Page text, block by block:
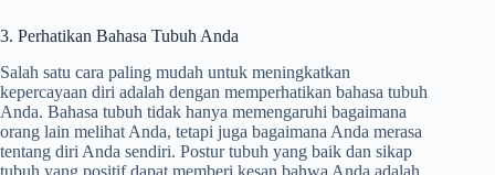
3. Perhatikan Bahasa Tubuh Anda
Salah satu cara paling mudah untuk meningkatkan
kepercayaan diri adalah dengan memperhatikan bahasa tubuh
Anda. Bahasa tubuh tidak hanya memengaruhi bagaimana
orang lain melihat Anda, tetapi juga bagaimana Anda merasa
tentang diri Anda sendiri. Postur tubuh yang baik dan sikap
tubuh yang positif dapat memberi kesan bahwa Anda adalah